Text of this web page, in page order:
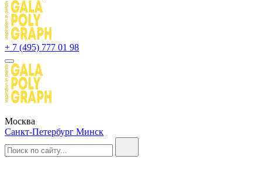
+ 7 (495) 777 01 98
Москва
Санкт-Петербург Минск